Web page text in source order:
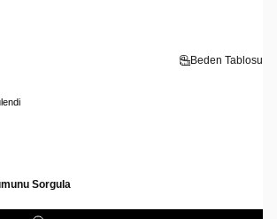
Beden Tablosu
Sorgula